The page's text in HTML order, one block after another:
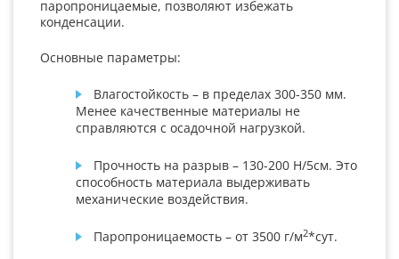
паропроницаемые, позволяют избежать
конденсации.
Основные параметры:
Влагостойкость – в пределах 300-350 мм.
Менее качественные материалы не
справляются с осадочной нагрузкой.
Прочность на разрыв – 130-200 Н/5см. Это
способность материала выдерживать
механические воздействия.
Паропроницаемость – от 3500 г/м2*сут.